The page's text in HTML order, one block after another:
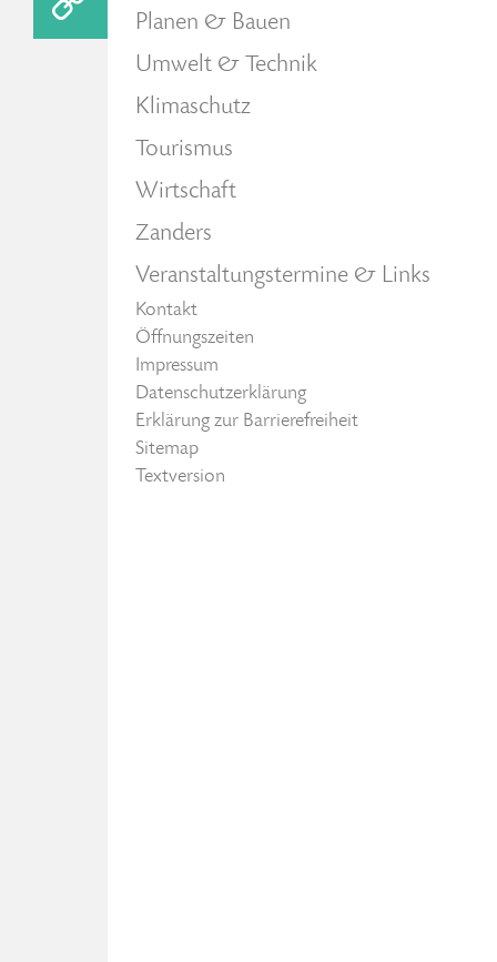
Planen & Bauen
Umwelt & Technik
Klimaschutz
Tourismus
Wirtschaft
Zanders
Veranstaltungstermine & Links
Kontakt
Öffnungszeiten
Impressum
Datenschutzerklärung
Erklärung zur Barrierefreiheit
Sitemap
Textversion